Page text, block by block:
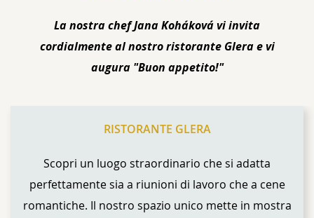
La nostra chef Jana Koháková vi invita
cordialmente al nostro ristorante Glera e vi
augura "Buon appetito!"
RISTORANTE GLERA
Scopri un luogo straordinario che si adatta
perfettamente sia a riunioni di lavoro che a cene
romantiche. Il nostro spazio unico mette in mostra